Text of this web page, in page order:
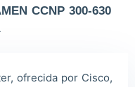
***
***
CCNP 300-630
ofrecida por Cisco,